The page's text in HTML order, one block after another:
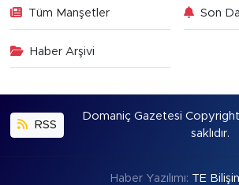
Tüm Manşetler Son
Haber Arşivi
RSS
Domaniç Gazetesi
saklıdır.
Haber Yazılımı: TE